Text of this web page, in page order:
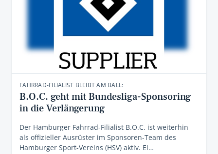
FAHRRAD-FILIALIST BLEIBT AM BALL:
B.O.C. geht mit Bundesliga-Sponsoring
in die Verlängerung
Der Hamburger Fahrrad-Filialist B.O.C. ist weiterhin
als offizieller Ausrüster im Sponsoren-Team des
Hamburger Sport-Vereins (HSV) aktiv. Ei…